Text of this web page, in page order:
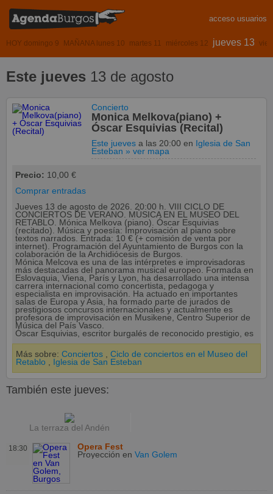
acceso usuarios
HOY domingo 9 MAÑANA lunes 10 martes 11 miércoles 12 jueves 13
Este jueves 13 de agosto
Concierto
Monica Melkova(piano) +
Óscar Esquivias (Recital)
Este jueves a las 20:00en Iglesia de San
Esteban » ver mapa
Precio: 10,00 €
Comprar entradas
Jueves 13 de agosto de 2026. 20:00 h. VIII CICLO DE
CONCIERTOS DE VERANO. MÚSICA EN EL MUSEO DEL
RETABLO. Mónica Melkova (piano). Óscar Esquivias
(recitado). Música y poesía: Improvisación al piano sobre
textos narrados. Entrada: 10 € (+ comisión de venta por
internet). Programación del Ayuntamiento de Burgos con la
colaboración de la Archidiócesis de Burgos.
Mónica Melcova es una de las intérpretes e improvisadoras
más destacadas del panorama musical europeo. Formada en
Eslovaquia, Viena, París y Lyon, ha desarrollado una intensa
carrera internacional como concertista, pedagoga y
especialista en improvisación. Ha actuado en importantes
salas de Europa y Asia, ha formado parte de jurados de
prestigiosos concursos internacionales y actualmente es
profesora de improvisación en Musikene, Centro Superior de
Música del País Vasco.
Óscar Esquivias, escritor burgalés de reconocido prestigio, es
Más sobre: Conciertos
Ciclo de conciertos en el Museo del
Retablo
Iglesia de San Esteban
También este jueves:
La terraza del Andén
18:30
Opera Fest
Proyección en Van Golem